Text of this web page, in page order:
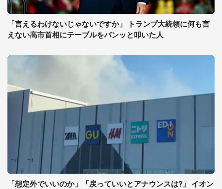
「言えるわけないじゃないですか」 トランプ大統領に何も言
えない高市首相にテーブルをバンッと叩いた人
「想定外でいいのか」「戻っていいとアナウンスは?」 イオン